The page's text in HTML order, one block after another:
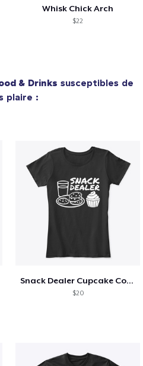
Whisk Chick Arch
$22
& Drinks susceptibles de
plaire :
Snack Dealer Cupcake Cookie and Milk
$20